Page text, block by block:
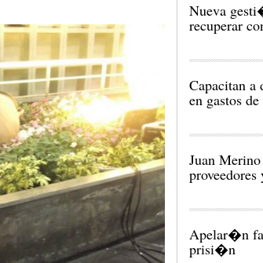
Nueva
recuperar
Capacitan a
en gastos
Juan
proveedores
Apelar�n
prisi�n